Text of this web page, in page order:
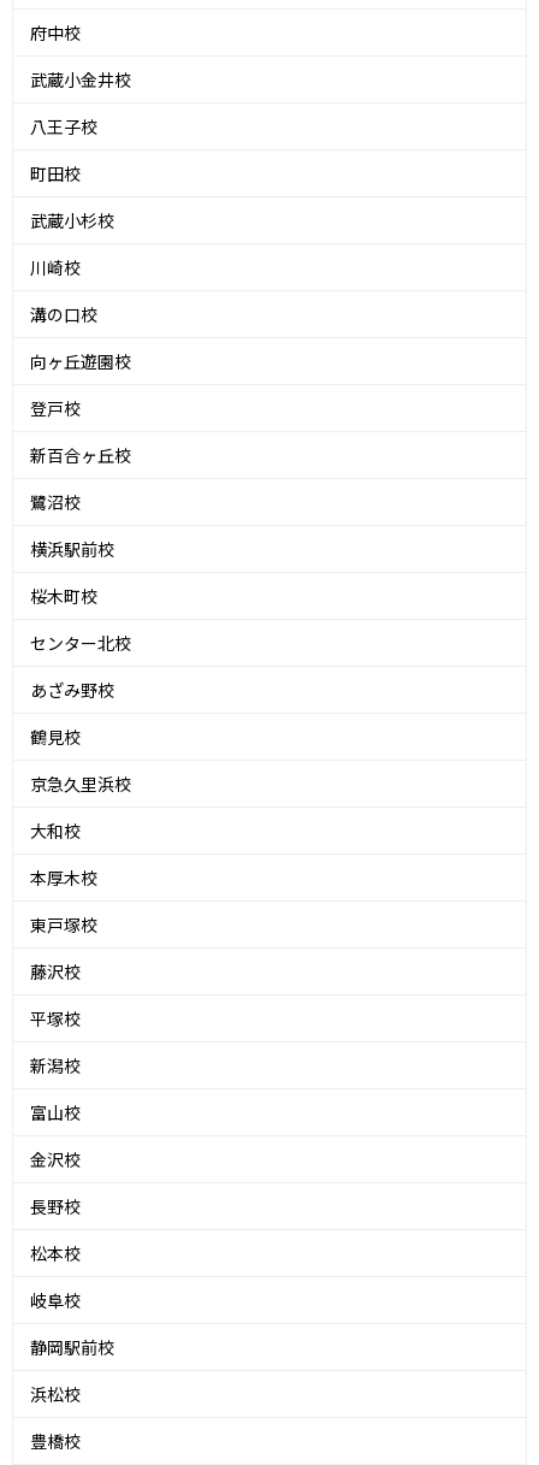
府中校
武蔵小金井校
八王子校
町田校
武蔵小杉校
川崎校
溝の口校
向ヶ丘遊園校
登戸校
新百合ヶ丘校
鷺沼校
横浜駅前校
桜木町校
センター北校
あざみ野校
鶴見校
京急久里浜校
大和校
本厚木校
東戸塚校
藤沢校
平塚校
新潟校
富山校
金沢校
長野校
松本校
岐阜校
静岡駅前校
浜松校
豊橋校